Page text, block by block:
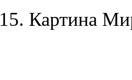
Картина